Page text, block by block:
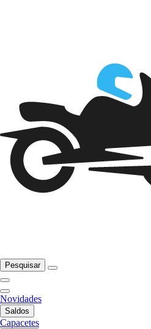
Pesquisar
Novidades
Saldos
Capacetes